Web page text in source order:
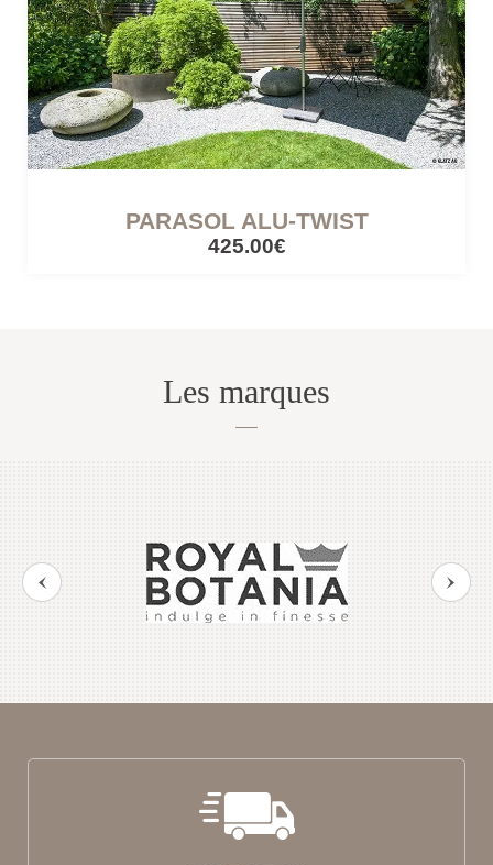
CÔTÉ LUMIÈRE
Lampes mobiles
Lampes filaires
CUISINES ET PIQUE-NIQUE
SERRES ET ABRIS
PARASOL ALU-TWIST
425.00€
Les marques